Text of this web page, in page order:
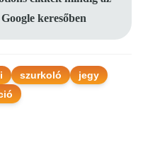
keresőben
szurkoló
jegy